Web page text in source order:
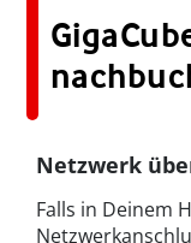
Netzwerk
Falls in Deinem